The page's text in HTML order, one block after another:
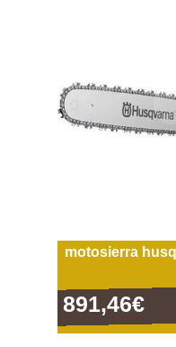
motosierra
891,46€